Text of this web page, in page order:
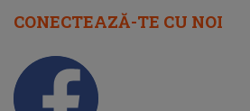
CONECTEAZĂ-TE CU NOI